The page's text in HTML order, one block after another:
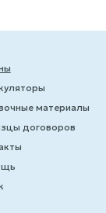
материалы
договоров